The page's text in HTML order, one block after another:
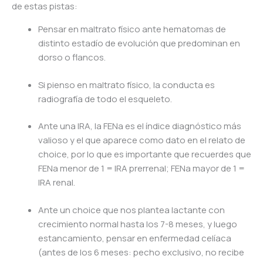
de estas pistas:
Pensar en maltrato físico ante hematomas de
distinto estadío de evolución que predominan en
dorso o flancos.
Si pienso en maltrato físico, la conducta es
radiografía de todo el esqueleto.
Ante una IRA, la FENa es el índice diagnóstico más
valioso y el que aparece como dato en el relato de
choice, por lo que es importante que recuerdes que
FENa menor de 1 = IRA prerrenal; FENa mayor de 1 =
IRA renal.
Ante un choice que nos plantea lactante con
crecimiento normal hasta los 7-8 meses, y luego
estancamiento, pensar en enfermedad celíaca
(antes de los 6 meses: pecho exclusivo, no recibe